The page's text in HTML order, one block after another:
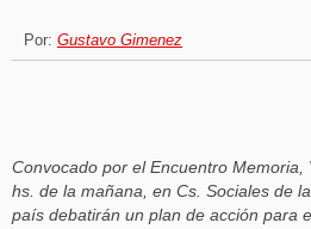
Por: Gustavo Gimenez
Convocado por el Encuentro Memoria,
hs. de la mañana, en Cs. Sociales de
país debatirán un plan de acción para